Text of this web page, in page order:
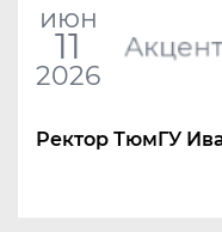
июн
11
2026
Акцент
Ректор ТюмГУ